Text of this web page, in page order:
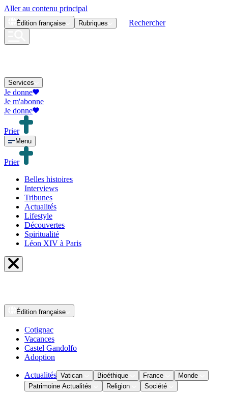
Aller au contenu principal
Édition française Rubriques Rechercher
Services
Je donne
Je m'abonne
Je donne
Prier
Menu
Prier
Belles histoires
Interviews
Tribunes
Actualités
Lifestyle
Découvertes
Spiritualité
Léon XIV à Paris
Édition française
Cotignac
Vacances
Castel Gandolfo
Adoption
Actualités Vatican Bioéthique France
Monde
Patrimoine Actualités
Religion Société